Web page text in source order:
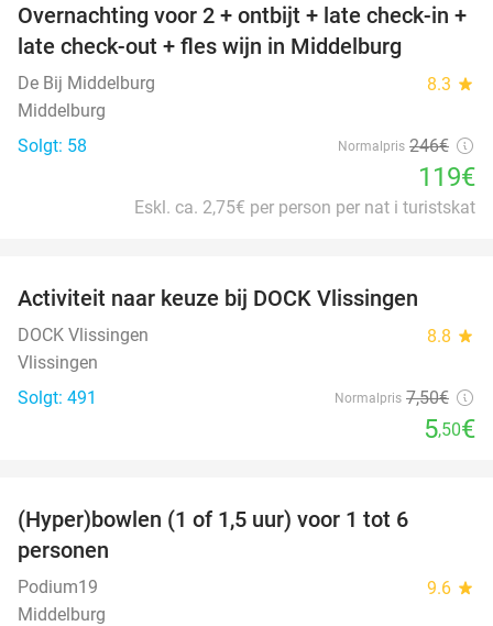
52%
Overnachting voor 2 + ontbijt + late check-in +
late check-out + fles wijn in Middelburg
De Bij Middelburg 8.3 star
Middelburg
Solgt: 58
Normalpris 246€
119€
Eskl. ca. 2,75€ per person per nat i turistskat
Activiteit naar keuze bij DOCK Vlissingen
DOCK Vlissingen 8.8 star
Vlissingen
Solgt: 491
Normalpris 7,50€
5,50€
(Hyper)bowlen (1 of 1,5 uur) voor 1 tot 6
personen
Podium19 9.6 star
Middelburg